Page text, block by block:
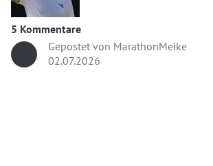
5 Kommentare
Gepostet von MarathonMeike
02.07.2026